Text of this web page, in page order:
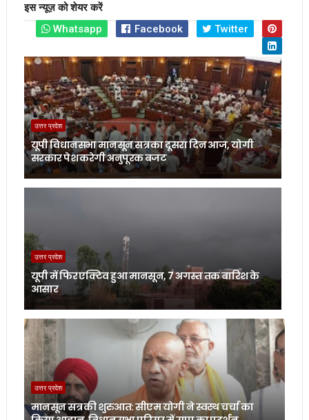
इस न्यूज़ को शेयर करें
Whatsapp
Facebook Twitter
उत्तर प्रदेश
यूपी विधानसभा मानसून सत्र का दूसरा दिन आज, योगी
सरकार पेश करेगी अनुपूरक बजट
उत्तर प्रदेश
यूपी में फिर एक्टिव हुआ मानसून, 7 अगस्त तक बारिश के
आसार
उत्तर प्रदेश
मानसून सत्र की शुरुआत: सीएम योगी ने स्वस्थ चर्चा का